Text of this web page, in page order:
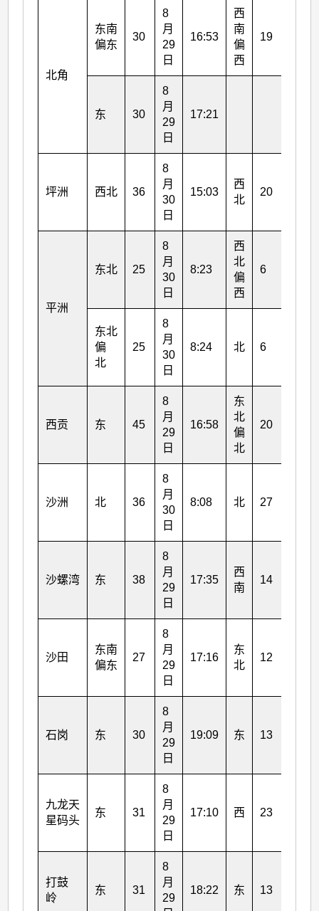
北角
东南
偏东
30
8
月
29
日
16:53
西
南
偏
西
19
东 30
8
月
29
日
17:21
坪洲 西北 36
8
月
30
日
15:03
西
北
20
平洲
东北 25
8
月
30
日
8:23
西
北
偏
西
6
东北
偏
北
25
8
月
30
日
8:24 北 6
西贡 东 45
8
月
29
日
16:58
东
北
偏
北
20
沙洲 北 36
8
月
30
日
8:08 北 27
沙螺湾 东 38
8
月
29
日
17:35
西
南
14
沙田
东南
偏东
27
8
月
29
日
17:16
东
北
12
石岗 东 30
8
月
29
日
19:09 东 13
九龙天
星码头
东 31
8
月
29
日
17:10 西 23
打鼓
岭
东 31
8
月
29
18:22 东 13